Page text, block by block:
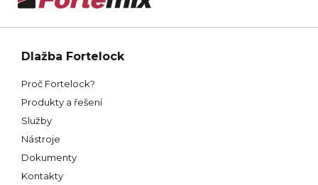
Dlažba Fortelock
Proč Fortelock?
Produkty a řešení
Služby
Nástroje
Dokumenty
Kontakty